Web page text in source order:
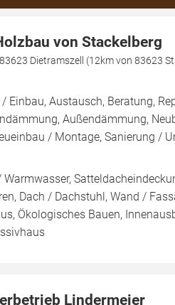
von Stackelberg
Dietramszell (12km von 83623
Einbau, Austausch, Beratung,
Außendämmung,
/ Montage, Sanierung /
Dach / Dachstuhl, Wand /
Ökologisches Bauen,
Lindermeier